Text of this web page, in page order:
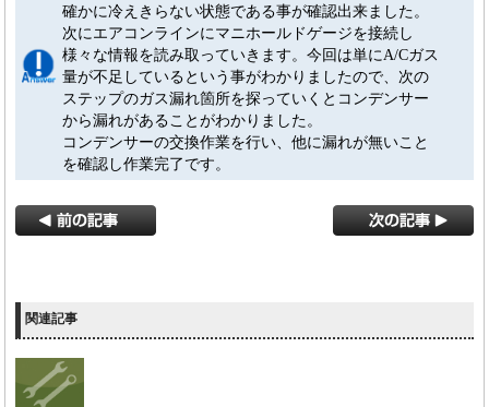
確かに冷えきらない状態である事が確認出来ました。
次にエアコンラインにマニホールドゲージを接続し
様々な情報を読み取っていきます。今回は単にA/Cガス
量が不足しているという事がわかりましたので、次の
ステップのガス漏れ箇所を探っていくとコンデンサー
から漏れがあることがわかりました。
コンデンサーの交換作業を行い、他に漏れが無いこと
を確認し作業完了です。
関連記事